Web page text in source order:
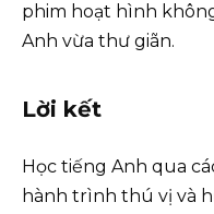
phim hoạt hình
Anh vừa thư giãn.
Lời kết
Học tiếng Anh qua
hành trình thú vị và